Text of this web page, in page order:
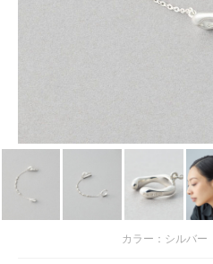
カラー：シルバー